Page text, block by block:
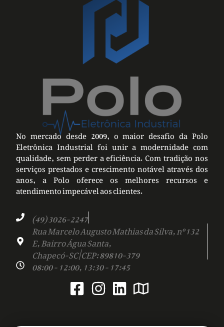
No mercado desde 2009, o maior desafio da Polo
Eletrônica Industrial foi unir a modernidade com
qualidade, sem perder a eficiência. Com tradição nos
serviços prestados e crescimento notável através dos
anos, a Polo oferece os melhores recursos e
atendimento impecável aos clientes.
(49) 3026-2247
Rua Marcelo Augusto Mathias da Silva, nº 132
E, Bairro Água Santa,
Chapecó-SC | CEP: 89810-379
08:00 - 12:00, 13:30 - 17:45